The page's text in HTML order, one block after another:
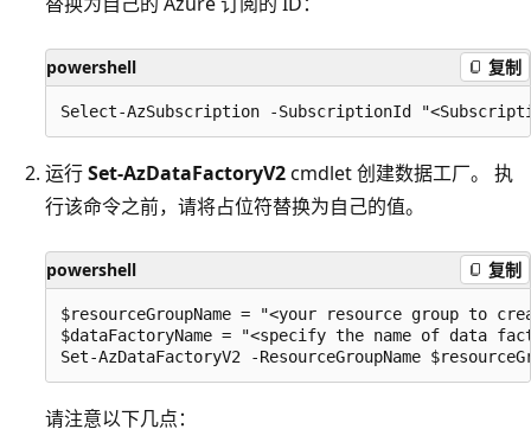
powershell 复制
运行Set-AzDataFactoryV2cmdlet 创建数据工厂。 执
行该命令之前，请将占位符替换为自己的值。
powershell 复制
$resourceGroupName = "<your resource group to
$dataFactoryName = "<specify the name of data
请注意以下几点：